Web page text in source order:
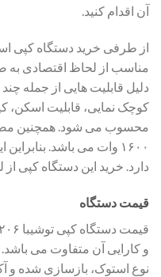
آن اقدام کنید.
از طرفی خرید دستگاه کپی
مناسب از لحاظ اقتصادی به
دلیل قابلیت هایی از جمله
کوچک نمایی، قابلیت اسکن،
محسوب می شود. همچنین
۱۶۰۰ وات می باشد.
دارد. خرید این دستگاه کپی
قیمت دستگاه
و کارایی آن متفاوت می
نوع استوک، بازسازی شده و